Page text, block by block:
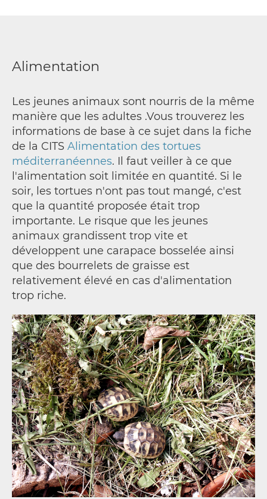
Alimentation
Les jeunes animaux sont nourris de la même
manière que les adultes .Vous trouverez les
informations de base à ce sujet dans la fiche
de la CITS Alimentation des tortues
méditerranéennes. Il faut veiller à ce que
l'alimentation soit limitée en quantité. Si le
soir, les tortues n'ont pas tout mangé, c'est
que la quantité proposée était trop
importante. Le risque que les jeunes
animaux grandissent trop vite et
développent une carapace bosselée ainsi
que des bourrelets de graisse est
relativement élevé en cas d'alimentation
trop riche.